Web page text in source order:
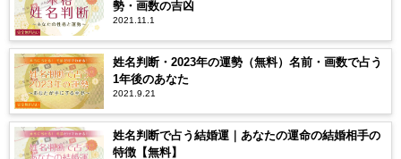
勢・画数の吉凶
2021.11.1
姓名判断・2023年の運勢（無料）名前・画数で占う
1年後のあなた
2021.9.21
姓名判断で占う結婚運｜あなたの運命の結婚相手の
特徴【無料】